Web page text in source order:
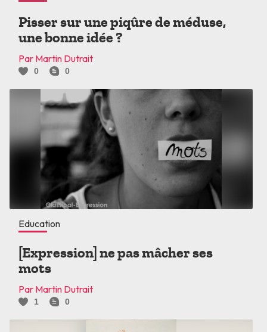
Pisser sur une piqûre de méduse,
une bonne idée ?
Par Martin Dutrait
0 0
Education
[Expression] ne pas mâcher ses
mots
Par Martin Dutrait
1 0